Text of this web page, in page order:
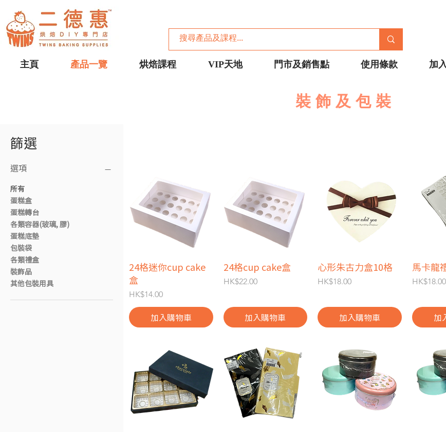
主頁 產品一覽 烘焙課程 VIP天地 門市及銷售點 使用條款 加
裝飾及包裝
篩選
選項
所有
蛋糕盒
蛋糕轉台
各類容器(玻璃, 膠)
蛋糕底墊
包裝袋
各類禮盒
裝飾品
其他包裝用具
快速瀏覽
24格迷你cup cake
盒
價格
HK$14.00
加入購物車
快速瀏覽
24格cup cake盒
價格
HK$22.00
加入購物車
快速瀏覽
心形朱古力盒10格
價格
HK$18.00
加入購物車
馬卡龍
價格
HK$18.00
加